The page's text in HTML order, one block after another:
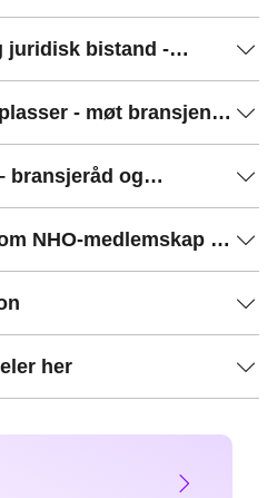
juridisk bistand -
- møt bransjens
bransjeråd og
NHO-medlemskap -
her